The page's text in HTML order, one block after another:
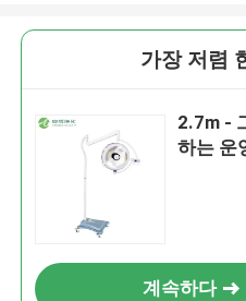
가장 저렴
2.7m -
하는 운
계속하다